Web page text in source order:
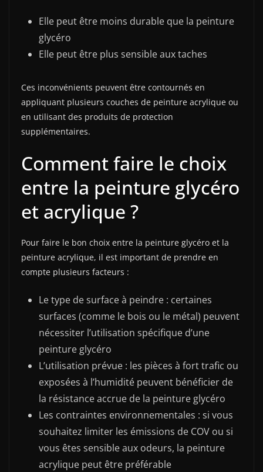
Elle peut être moins durable que la peinture
glycéro
Elle peut être plus sensible aux taches
Ces inconvénients peuvent être contournés en
appliquant plusieurs couches de peinture acrylique ou
en utilisant des produits de protection
supplémentaires.
Comment faire le choix
entre la peinture glycéro
et acrylique ?
Pour faire le bon choix entre la peinture glycéro et la
peinture acrylique, il est important de prendre en
compte plusieurs facteurs :
Le type de surface à peindre : certaines
surfaces (comme le bois ou le métal) peuvent
nécessiter l’utilisation spécifique d’une
peinture glycéro
L’utilisation prévue : les pièces à fort trafic ou
exposées à l’humidité peuvent bénéficier de
la résistance accrue de la peinture glycéro
Les contraintes environnementales : si vous
souhaitez limiter les émissions de COV ou si
vous êtes sensible aux odeurs, la peinture
acrylique peut être préférable